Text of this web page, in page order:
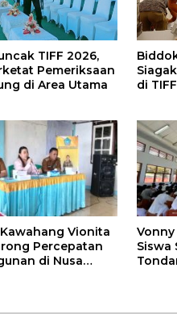
TIFF 2026,
Pemeriksaan
di Area Utama
di
Vionita
Percepatan
di Nusa
Vonny
Siswa